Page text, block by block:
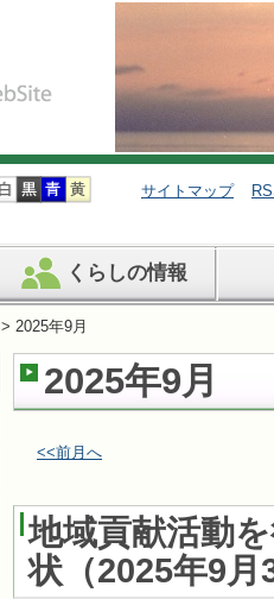
サイトマップ
くらしの情報
> 2025年9月
2025年9月
<<前月へ
地域貢献活動
状 （2025年9月